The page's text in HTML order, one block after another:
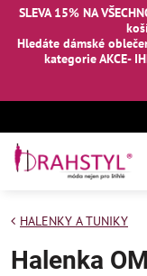
SLEVA 15% NA
Hledáte dámské
kategorie AKCE-
HALENKY A TUNIKY
Halenka